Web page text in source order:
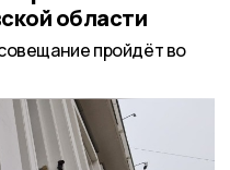
области
пройдёт во